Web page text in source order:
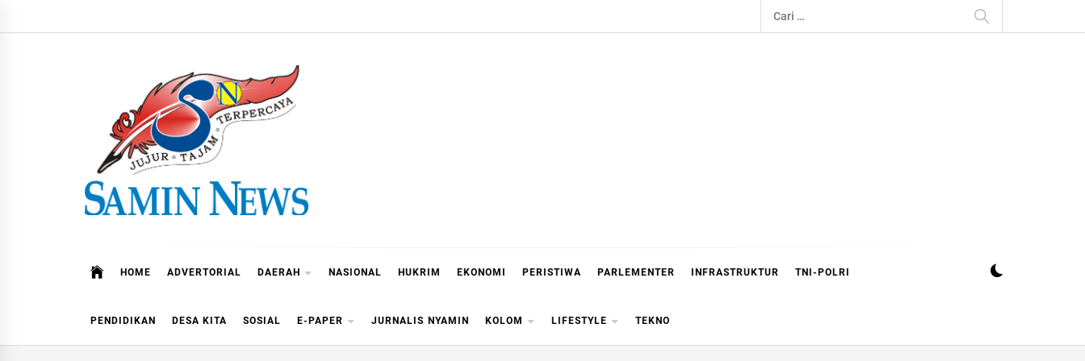
to
Cari
untuk:
HOME ADVERTORIAL DAERAH NASIONAL HUKRIM EKONOMI PERISTIWA PARLEMENTER INFRASTRUKTUR TNI-POLRI
PENDIDIKAN DESA KITA SOSIAL E-PAPER JURNALIS NYAMIN KOLOM LIFESTYLE TEKNO